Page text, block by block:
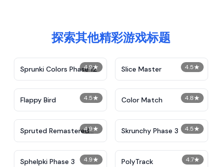
探索其他精彩游戏标题
4.9★
Sprunki Colors Phase 12 4.5★
Slice Master
4.5★
Flappy Bird 4.8★
Color Match
4.9★
Spruted Remastered
Alternative Phase 2
4.5★
Skrunchy Phase 3
4.9★
Sphelpki Phase 3 4.7★
PolyTrack